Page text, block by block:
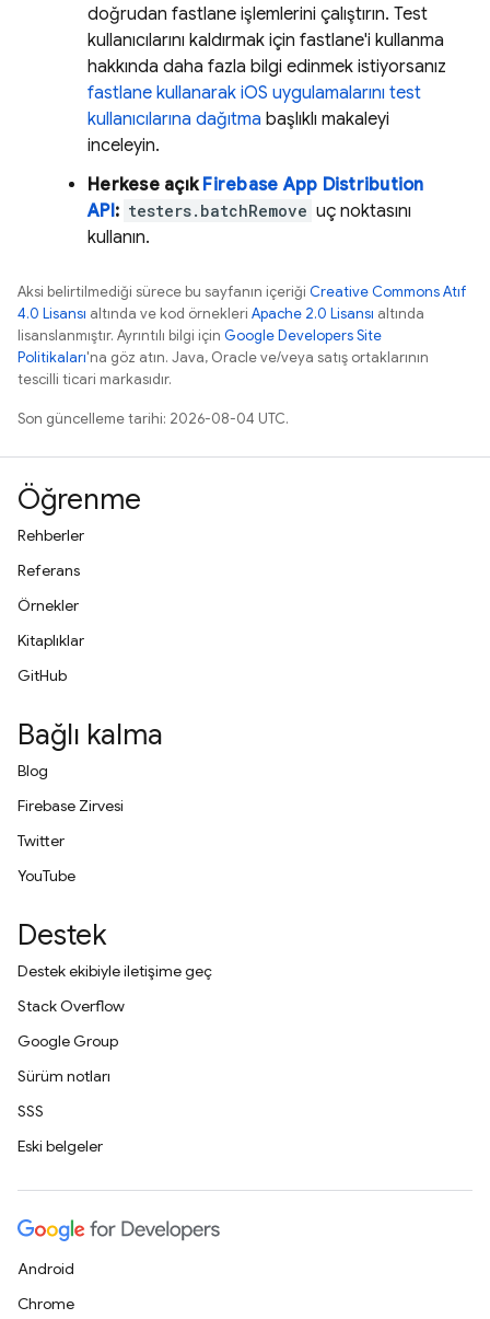
doğrudan fastlane işlemlerini çalıştırın. Test
kullanıcılarını kaldırmak için fastlane'i kullanma
hakkında daha fazla bilgi edinmek istiyorsanız
fastlane kullanarak iOS uygulamalarını test
kullanıcılarına dağıtma başlıklı makaleyi
inceleyin.
Herkese açık FirebaseApp Distribution
API: testers.batchRemove uç noktasını
kullanın.
Aksi belirtilmediği sürece bu sayfanın içeriği Creative Commons Atıf
4.0 Lisansı altında ve kod örnekleri Apache 2.0 Lisansı altında
lisanslanmıştır. Ayrıntılı bilgi için Google Developers Site
Politikaları'na göz atın. Java, Oracle ve/veya satış ortaklarının
tescilli ticari markasıdır.
Son güncelleme tarihi: 2026-08-04 UTC.
Öğrenme
Rehberler
Referans
Örnekler
Kitaplıklar
GitHub
Bağlı kalma
Blog
Firebase Zirvesi
Twitter
YouTube
Destek
Destek ekibiyle iletişime geç
Stack Overflow
Google Group
Sürüm notları
SSS
Eski belgeler
Android
Chrome